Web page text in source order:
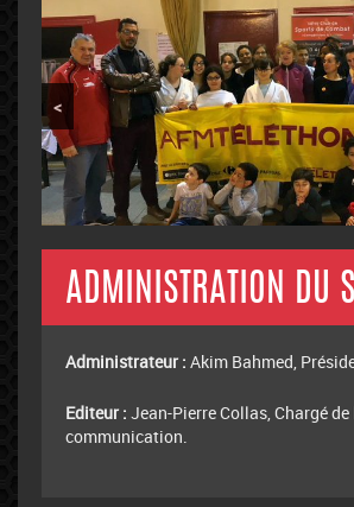
<
ADMINISTRATION DU
Administrateur : Akim Bahmed,
Editeur : Jean-Pierre Collas, Chargé de
communication.